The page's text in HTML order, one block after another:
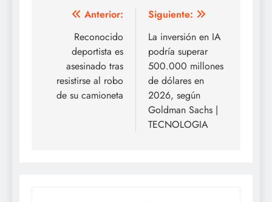
Navegación
entradas
Anterior:
Reconocido
deportista es
asesinado tras
resistirse al robo
de su camioneta
Siguiente:
La inversión en IA
podría superar
500.000 millones
de dólares en
2026, según
Goldman Sachs |
TECNOLOGIA